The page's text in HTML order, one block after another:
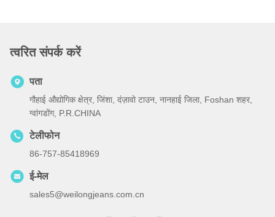
त्वरित संपर्क करें
पता
गौहाई औद्योगिक क्षेत्र, जिंशा, दंज़ावो टाउन, नानहाई जिला, Foshan शहर,
ग्वांगडोंग, P.R.CHINA
टेलीफोन
86-757-85418969
ई-मेल
sales5@weilongjeans.com.cn